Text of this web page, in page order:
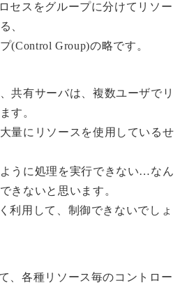
セスをグループに分けてリソー
、
(Control Group)の略です。
共有サーバは、複数ユーザでリ
す。
量にリソースを使用しているせ
うに処理を実行できない…なん
きないと思います。
利用して、制御できないでしょ
、各種リソース毎のコントロー